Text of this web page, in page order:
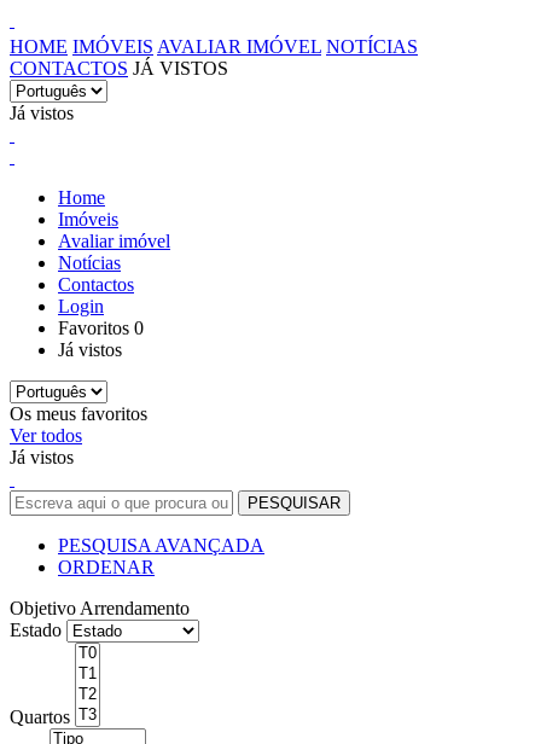
HOME IMÓVEIS AVALIAR IMÓVEL NOTÍCIAS
CONTACTOS JÁ VISTOS
Já vistos
Home
Imóveis
Avaliar imóvel
Notícias
Contactos
Login
Favoritos 0
Já vistos
Os meus favoritos
Ver todos
Já vistos
PESQUISA AVANÇADA
ORDENAR
Objetivo Arrendamento
Estado
Quartos